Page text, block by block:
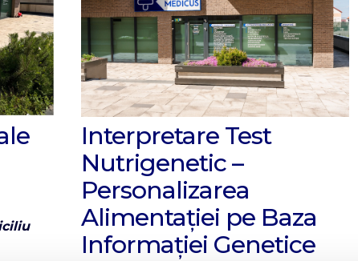
Interpretare Test
Nutrigenetic –
Personalizarea
Alimentației pe Baza
Informației Genetice